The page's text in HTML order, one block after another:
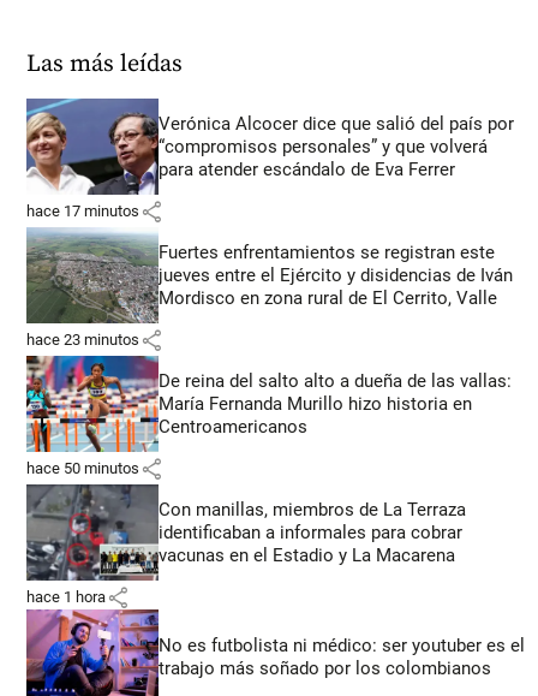
Las más leídas
Verónica Alcocer dice que salió del país por
“compromisos personales” y que volverá
para atender escándalo de Eva Ferrer
hace 17 minutos share
Fuertes enfrentamientos se registran este
jueves entre el Ejército y disidencias de Iván
Mordisco en zona rural de El Cerrito, Valle
hace 23 minutos share
De reina del salto alto a dueña de las vallas:
María Fernanda Murillo hizo historia en
Centroamericanos
hace 50 minutos share
Con manillas, miembros de La Terraza
identificaban a informales para cobrar
vacunas en el Estadio y La Macarena
hace 1 hora share
No es futbolista ni médico: ser youtuber es el
trabajo más soñado por los colombianos